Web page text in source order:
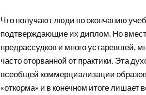
Что получают люди по окончанию
подтверждающие их диплом. Но
предрассудков и много устаревшей,
часто оторванной от практики. Эта
всеобщей коммерциализации
«откорма» и в конечном итоге лишает